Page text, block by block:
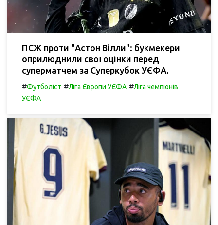
ПСЖ проти "Астон Вілли": букмекери
оприлюднили свої оцінки перед
суперматчем за Суперкубок УЄФА.
#Футболіст #Ліга Європи УЄФА #Ліга чемпіонів
УЄФА